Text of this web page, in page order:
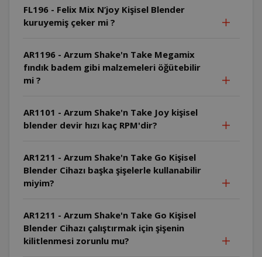
FL196 - Felix Mix N’joy Kişisel Blender
kuruyemiş çeker mi ?
AR1196 - Arzum Shake'n Take Megamix
fındık badem gibi malzemeleri öğütebilir
mi ?
AR1101 - Arzum Shake'n Take Joy kişisel
blender devir hızı kaç RPM'dir?
AR1211 - Arzum Shake'n Take Go Kişisel
Blender Cihazı başka şişelerle kullanabilir
miyim?
AR1211 - Arzum Shake'n Take Go Kişisel
Blender Cihazı çalıştırmak için şişenin
kilitlenmesi zorunlu mu?